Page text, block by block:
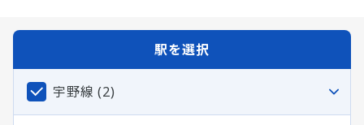
駅を選択
宇野線 (2)